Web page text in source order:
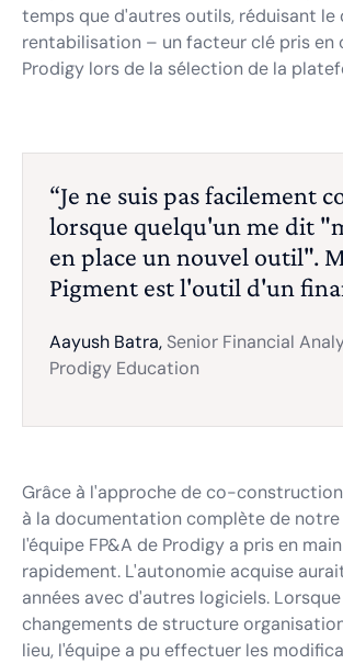
temps que d'autres outils, réduisant le
rentabilisation – un facteur clé pris en
Prodigy lors de la sélection de la
“Je ne suis pas facilement
lorsque quelqu'un me dit
en place un nouvel outil".
Pigment est l'outil d'un
Aayush Batra, Senior Financial
Prodigy Education
Grâce à l'approche de co-
à la documentation complète de
l'équipe FP&A de Prodigy a pris en
rapidement. L'autonomie acquise
années avec d'autres logiciels.
changements de structure
lieu, l'équipe a pu effectuer les